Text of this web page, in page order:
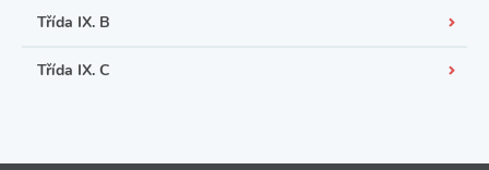
Třída IX. B
Třída IX. C